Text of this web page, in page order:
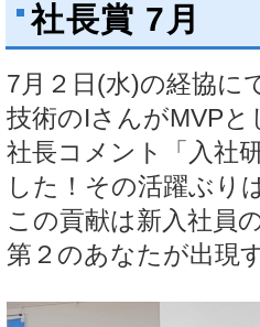
社長賞 7月
7月２日(水)の経協に
技術のIさんがMVP
社長コメント「入社
した！その活躍ぶり
この貢献は新入社員
第２のあなたが出現